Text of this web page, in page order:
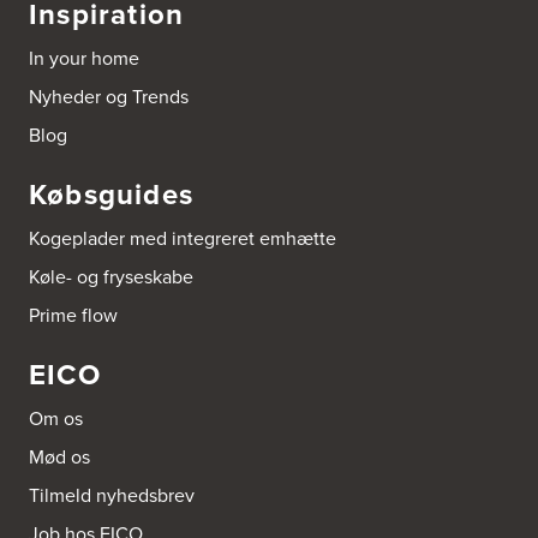
Aubo Køkken & Bad Køge
Theilgaardsvej 10
4600 Køge
Tel.:25544600
http://www.aubo.dk
Tagtækkervej 7
Tel.:66156686
Aubo Køkken & Bad Ringsted
4100 Ringsted
Tel.:55700954
Aubo Køkken & Bad Salling
Hedegaardvej 1, Durup
Inspiration
In your home
Nyheder og Trends
Blog
Købsguides
Kogeplader med integreret emhætte
Køle- og fryseskabe
Prime flow
EICO
Om os
Mød os
Tilmeld nyhedsbrev